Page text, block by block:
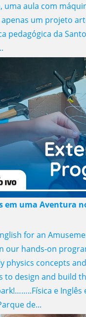
uma aula com
um projeto
pedagógica da
em uma Aventura
for an
our hands-on
physics concepts
to design and build
e Inglês
de...